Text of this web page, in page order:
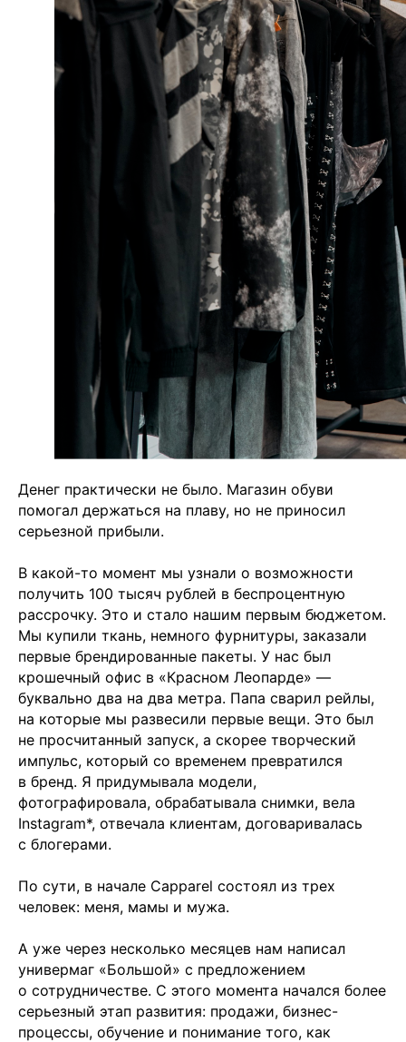
Денег практически не было. Магазин обуви
помогал держаться на плаву, но не приносил
серьезной прибыли.
В какой-то момент мы узнали о возможности
получить 100 тысяч рублей в беспроцентную
рассрочку. Это и стало нашим первым бюджетом.
Мы купили ткань, немного фурнитуры, заказали
первые брендированные пакеты. У нас был
крошечный офис в «Красном Леопарде» —
буквально два на два метра. Папа сварил рейлы,
на которые мы развесили первые вещи. Это был
не просчитанный запуск, а скорее творческий
импульс, который со временем превратился
в бренд. Я придумывала модели,
фотографировала, обрабатывала снимки, вела
Instagram*, отвечала клиентам, договаривалась
с блогерами.
По сути, в начале Capparel состоял из трех
человек: меня, мамы и мужа.
А уже через несколько месяцев нам написал
универмаг «Большой» с предложением
о сотрудничестве. С этого момента начался более
серьезный этап развития: продажи, бизнес-
процессы, обучение и понимание того, как